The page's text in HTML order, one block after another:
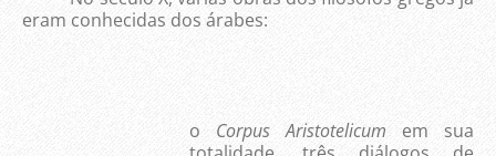
eram conhecidas dos árabes:
o Corpus Aristotelicum em sua